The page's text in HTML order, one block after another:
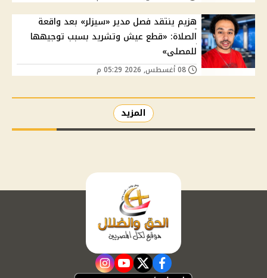
هزيم ينتقد فصل مدير «سيزلر» بعد واقعة
الصلاة: «قطع عيش وتشريد بسبب توجيهها
للمصلى»
المزيد
facebook
twitter
youtube
instagram